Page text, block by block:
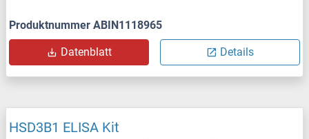
Produktnummer ABIN1118965
Datenblatt Details
HSD3B1 ELISA Kit